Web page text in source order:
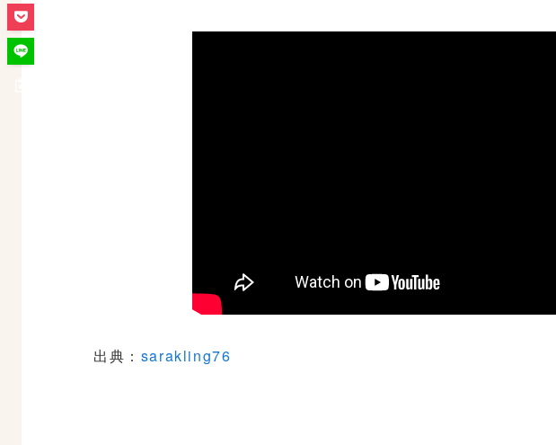
出典： sarakling76